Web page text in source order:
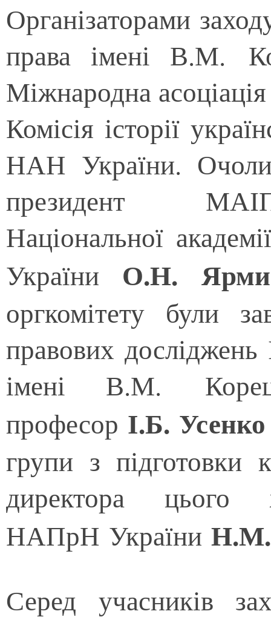
Організаторами
права імені В.М.
Міжнародна
Комісія історії
НАН України.
президент
Національної
України О.Н.
оргкомітету були
правових досліджень
імені В.М.
професор І.Б. Усенко
групи з підготовки
директора цього
НАПрН України Н.М.
Серед учасників